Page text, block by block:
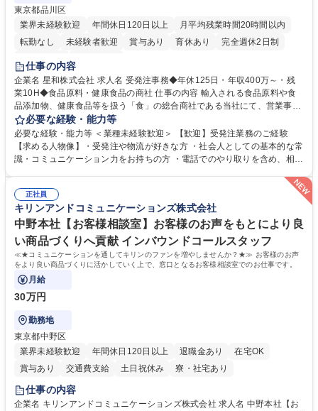
東京都品川区
業界未経験歓迎
年間休日120日以上
月平均残業時間20時間以内
転勤なし
未経験者歓迎 賞与あり 育休あり
完全週休2日制
交通費支給
仕事の内容
企業名 星和株式会社 求人名 受発注事務◆年休125日・年収400万～・残
業10H◆食品原料・健康食品の商社 仕事の内容 輸入される食品原料や食
品添加物、健康食品等を扱う「食」の総合商社である当社にて、営業事務
として営業サポートや書類作成、データ入力、電話対応などの業務をお任
せします。 ・受注／出荷指示／売上管理／仕入管理／在庫管理／お客様や
倉庫と電話確認など、販売に関わる事務、営業サポートをお願いします。
・入社後は商品について覚えることから始め、先輩社員OJTと共に業務を
万～・残業10H◆食品原料・健康食品の商社
必要な経験・能力等
必要な経験・能力等 ＜業種未経験歓迎＞ 【歓迎】受発注業務のご経験
【求める人物像】・受発注や物流が好きな方 ・社会人としての基本的な常
識・コミュニケーション力をお持ちの方 ・電話でのやり取りを含め、相手
確に扱う業務に抵抗がない方 ・PCを業務で日常的に使用しており、四則
演算ができる方 ・業務ルールや指示を理解し、行動できる方 学歴・資格
学歴：大学院 大学 短大 語学力： 資格：
正社員
キリンアンドコミュニケーションズ株式会社
中野本社【お客様相談室】お客様のお声をもとにより良
い商品づくりへ貢献 インバウンドコールスタッフ
≪★コミュニケーションを通してキリンのファンを増やしませんか？★≫ お客様のお声
をより良い商品づくりに活かしていく上で、窓口となるお客様相談室でのお仕事です。
月給
30万円
勤務地
東京都中野区
業界未経験歓迎
年間休日120日以上 退職金あり
在宅OK
賞与あり
交通費支給 土日祝休み 寮・社宅あり
仕事の内容
企業名 キリンアンドコミュニケーションズ株式会社 求人名 中野本社【お